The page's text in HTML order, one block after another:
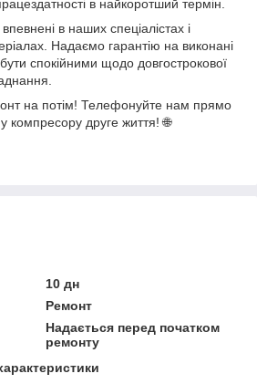
в найкоротший термін.
в наших спеціалістах і
Надаємо гарантію на виконані
спокійними щодо довгострокової
на потім! Телефонуйте нам прямо
компресору друге життя! 🌐
10 дн
Ремонт
Надається перед початком
ремонту